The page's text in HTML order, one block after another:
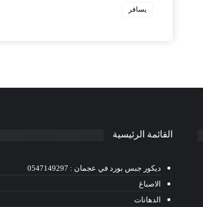
يسافر
القائمة الرئيسية
ديكور جبس بورد في عجمان : 0547149297
الاصباغ
الدهانات